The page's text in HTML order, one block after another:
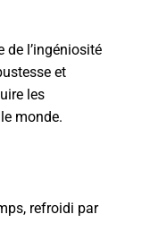
de l’ingéniosité
et
les
monde.
refroidi par